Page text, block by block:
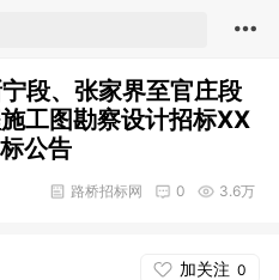
段、张家界至官庄段
工图勘察设计招标XX
公告
3.6万
0
路桥招标网
加关注 0